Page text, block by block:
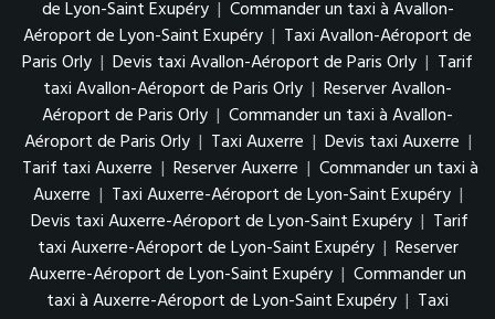
de Lyon-Saint Exupéry | Commander un taxi à Avallon-
Aéroport de Lyon-Saint Exupéry | Taxi Avallon-Aéroport de
Paris Orly | Devis taxi Avallon-Aéroport de Paris Orly | Tarif
taxi Avallon-Aéroport de Paris Orly | Reserver Avallon-
Aéroport de Paris Orly | Commander un taxi à Avallon-
Aéroport de Paris Orly | Taxi Auxerre | Devis taxi Auxerre |
Tarif taxi Auxerre | Reserver Auxerre | Commander un taxi à
Auxerre | Taxi Auxerre-Aéroport de Lyon-Saint Exupéry |
Devis taxi Auxerre-Aéroport de Lyon-Saint Exupéry | Tarif
taxi Auxerre-Aéroport de Lyon-Saint Exupéry | Reserver
Auxerre-Aéroport de Lyon-Saint Exupéry | Commander un
taxi à Auxerre-Aéroport de Lyon-Saint Exupéry | Taxi